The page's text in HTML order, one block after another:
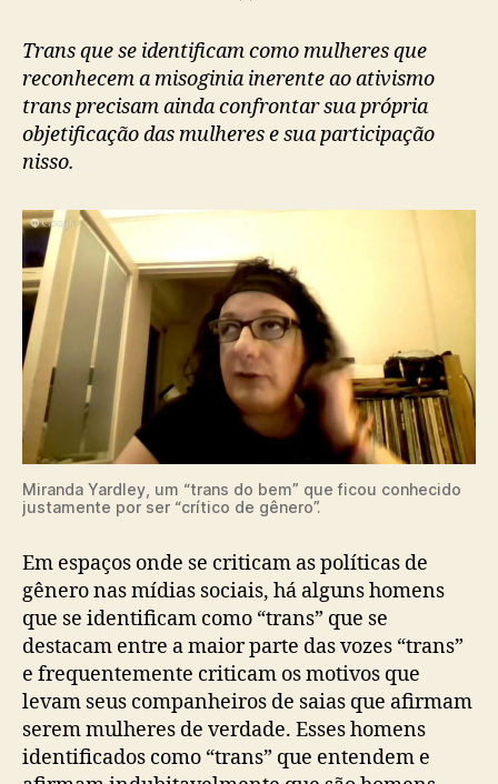
Trans que se identificam como mulheres que
reconhecem a misoginia inerente ao ativismo
trans precisam ainda confrontar sua própria
objetificação das mulheres e sua participação
nisso.
Miranda Yardley, um “trans do bem” que ficou conhecido
justamente por ser “crítico de gênero”.
Em espaços onde se criticam as políticas de
gênero nas mídias sociais, há alguns homens
que se identificam como “trans” que se
destacam entre a maior parte das vozes “trans”
e frequentemente criticam os motivos que
levam seus companheiros de saias que afirmam
serem mulheres de verdade. Esses homens
identificados como “trans” que entendem e